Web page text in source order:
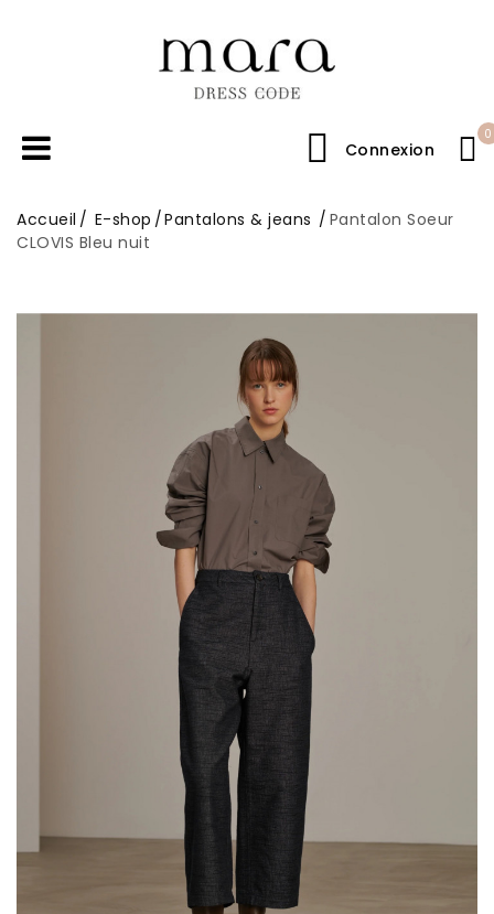
0
Connexion
Accueil E-shop Pantalons & jeans
Pantalon Soeur
CLOVIS Bleu nuit